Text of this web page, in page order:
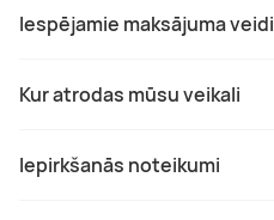
Iespējamie maksājuma veidi
Kur atrodas mūsu veikali
Iepirkšanās noteikumi